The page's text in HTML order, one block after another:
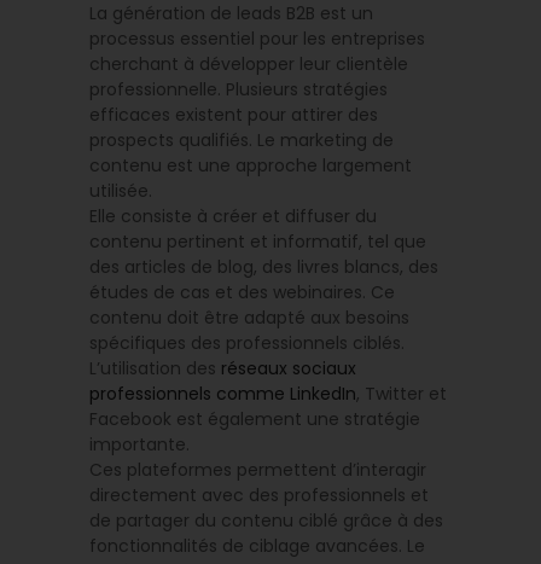
La génération de leads B2B est un
processus essentiel pour les entreprises
cherchant à développer leur clientèle
professionnelle. Plusieurs stratégies
efficaces existent pour attirer des
prospects qualifiés. Le marketing de
contenu est une approche largement
utilisée.
Elle consiste à créer et diffuser du
contenu pertinent et informatif, tel que
des articles de blog, des livres blancs, des
études de cas et des webinaires. Ce
contenu doit être adapté aux besoins
spécifiques des professionnels ciblés.
L’utilisation des réseaux sociaux
professionnels comme LinkedIn, Twitter et
Facebook est également une stratégie
importante.
Ces plateformes permettent d’interagir
directement avec des professionnels et
de partager du contenu ciblé grâce à des
fonctionnalités de ciblage avancées. Le